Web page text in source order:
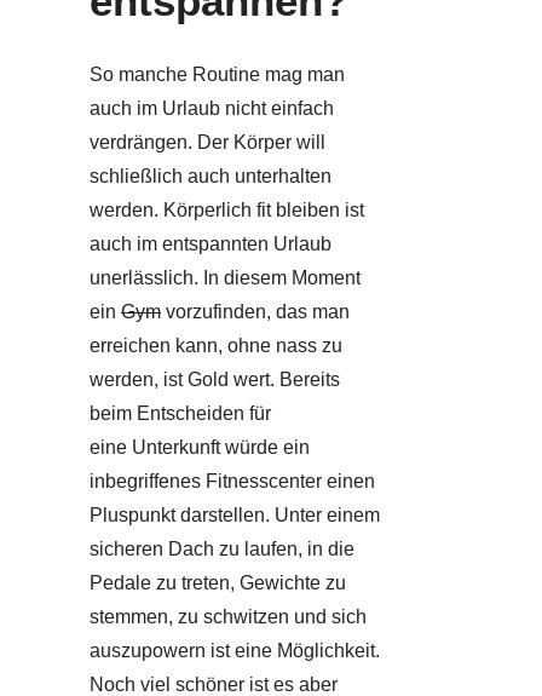
So manche Routine mag man
auch im Urlaub nicht einfach
verdrängen. Der Körper will
schließlich auch unterhalten
werden. Körperlich fit bleiben ist
auch im entspannten Urlaub
unerlässlich. In diesem Moment
ein Gym vorzufinden, das man
erreichen kann, ohne nass zu
werden, ist Gold wert. Bereits
beim Entscheiden für
eine Unterkunft würde ein
inbegriffenes Fitnesscenter einen
Pluspunkt darstellen. Unter einem
sicheren Dach zu laufen, in die
Pedale zu treten, Gewichte zu
stemmen, zu schwitzen und sich
auszupowern ist eine Möglichkeit.
Noch viel schöner ist es aber